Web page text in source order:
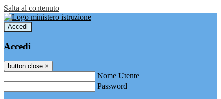
Salta al contenuto
Accedi
Accedi
button close ×
Nome Utente
Password